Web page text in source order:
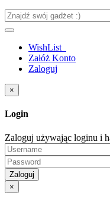
WishList
Załóż Konto
Zaloguj
×
Login
Zaloguj używając loginu i
Zaloguj
×